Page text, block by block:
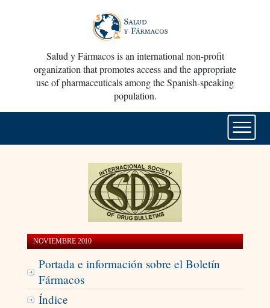
Salud y Fármacos is an international non-profit
organization that promotes access and the appropriate
use of pharmaceuticals among the Spanish-speaking
population.
NOVIEMBRE 2010
Portada e información sobre el Boletín
Fármacos
Índice